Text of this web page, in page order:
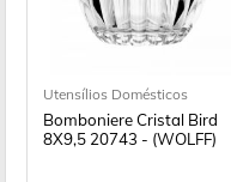
Utensílios Domésticos
Bomboniere Cristal Bird
8X9,5 20743 - (WOLFF)